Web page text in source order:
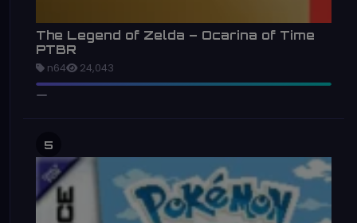
The Legend of Zelda – Ocarina of Time
PTBR
n64 24,043
5